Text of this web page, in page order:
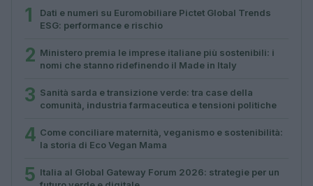
1
Dati e numeri su Euromobiliare Pictet Global Trends
ESG: performance e rischio
2 Ministero premia le imprese italiane più sostenibili: i
nomi che stanno ridefinendo il Made in Italy
3 Sanità sarda e transizione verde: tra case della
comunità, industria farmaceutica e tensioni politiche
4 Come conciliare maternità, veganismo e sostenibilità:
la storia di Eco Vegan Mama
5 Italia al Global Gateway Forum 2026: strategie per un